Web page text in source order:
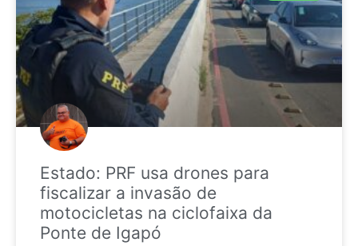
Estado: PRF usa drones para
fiscalizar a invasão de
motocicletas na ciclofaixa da
Ponte de Igapó